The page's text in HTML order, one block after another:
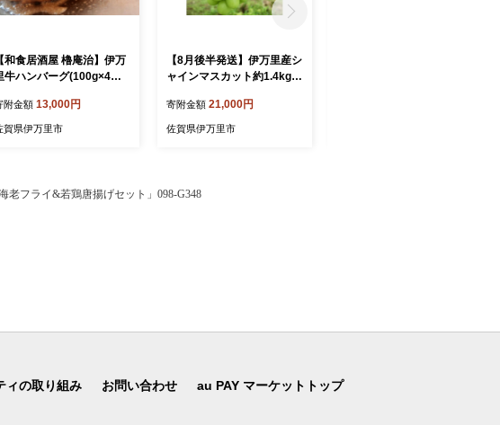
【和食居酒屋 櫓庵治】伊万
牛ハンバーグ(100g×4個
附金額 13,000円
賀県伊万里市
【8月後半発送】伊万里産シ
ャインマスカット約1.4kg 1
寄附金額 21,000円
佐賀県伊万里市
老フライ&若鶏唐揚げセット」098-G348
ィの取り組み お問い合わせ au PAY マーケットトップ